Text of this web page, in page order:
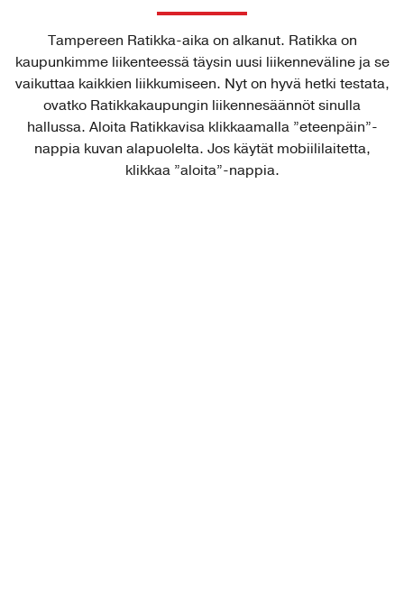
Tampereen Ratikka-aika on alkanut. Ratikka on
kaupunkimme liikenteessä täysin uusi liikenneväline ja se
vaikuttaa kaikkien liikkumiseen. Nyt on hyvä hetki testata,
ovatko Ratikkakaupungin liikennesäännöt sinulla
hallussa. Aloita Ratikkavisa klikkaamalla ”eteenpäin”-
nappia kuvan alapuolelta. Jos käytät mobiililaitetta,
klikkaa ”aloita”-nappia.